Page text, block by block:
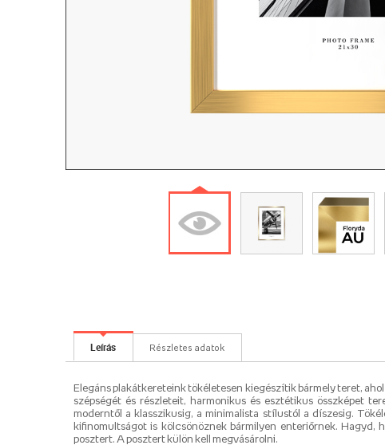
Leírás Részletes adatok
Elegáns plakátkereteink tökéletesen kiegészítik bármely teret,
szépségét és részleteit, harmonikus és esztétikus összképet
moderntől a klasszikusig, a minimalista stílustól a díszesig.
kifinomultságot is kölcsönöznek bármilyen enteriőrnek. Hagyd,
posztert. A posztert külön kell megvásárolni.